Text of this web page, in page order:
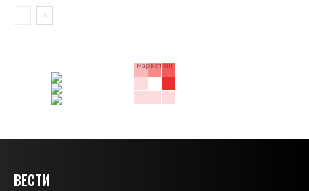
- маркетинг -
ВЕСТИ